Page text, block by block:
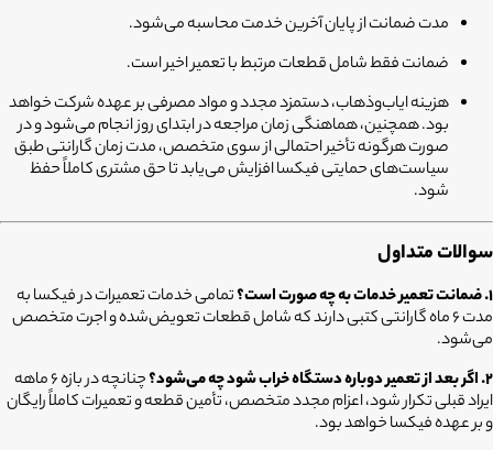
مدت ضمانت از پایان آخرین خدمت محاسبه می‌شود.
ضمانت فقط شامل قطعات مرتبط با تعمیر اخیر است.
هزینه ایاب‌وذهاب، دستمزد مجدد و مواد مصرفی بر عهده شرکت خواهد
بود. همچنین، هماهنگی زمان مراجعه در ابتدای روز انجام می‌شود و در
صورت هرگونه تأخیر احتمالی از سوی متخصص، مدت زمان گارانتی طبق
سیاست‌های حمایتی فیکسا افزایش می‌یابد تا حق مشتری کاملاً حفظ
شود.
سوالات متداول
۱. ضمانت تعمیر خدمات به چه صورت است؟
تمامی خدمات تعمیرات در فیکسا به
مدت ۶ ماه گارانتی کتبی دارند که شامل قطعات تعویض‌شده و اجرت متخصص
می‌شود.
۲. اگر بعد از تعمیر دوباره دستگاه خراب شود چه می‌شود؟
چنانچه در بازه ۶ ماهه
ایراد قبلی تکرار شود، اعزام مجدد متخصص، تأمین قطعه و تعمیرات کاملاً رایگان
و بر عهده فیکسا خواهد بود.